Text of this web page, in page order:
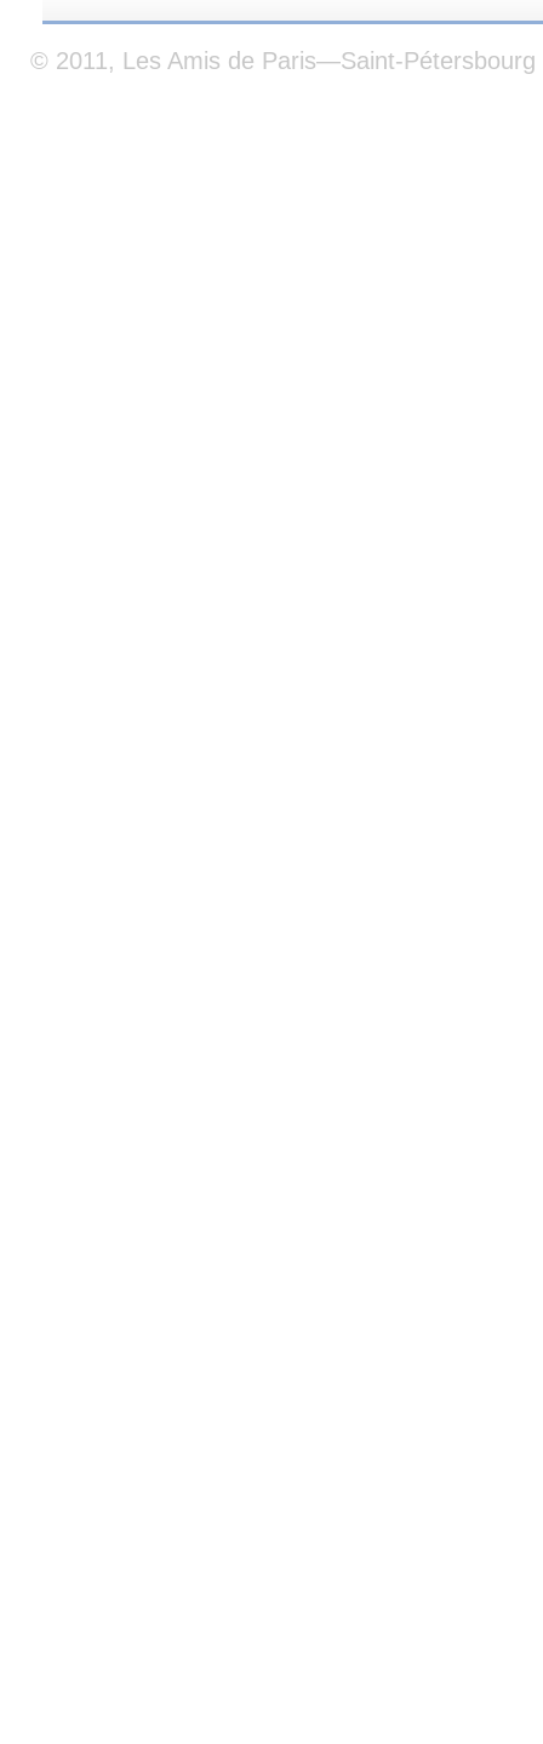
© 2011, Les Amis de Paris—Saint-Pétersbourg